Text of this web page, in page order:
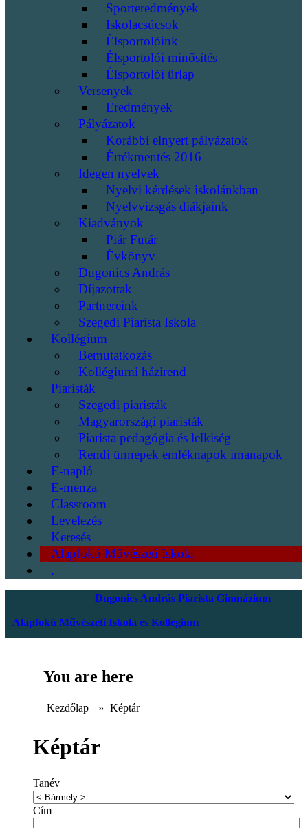
Sporteredmények
Iskolacsúcsok
Élsportolóink
Élsportolói minősítés
Élsportolói űrlap
Versenyek
Eredmények
Pályázatok
Korábbi elnyert pályázatok
Értékmentés 2016
Idegen nyelvek
Nyelvi kérdések iskolánkban
Nyelvvizsgás diákjaink
Kiadványok
Piár Futár
Évkönyv
Dugonics András
Díjazottak
Partnereink
Szegedi Piarista Iskola
Kollégium
Bemutatkozás
Kollégiumi házirend
Piaristák
Szegedi piaristák
Magyarországi piaristák
Piarista pedagógia és lelkiség
Rendi ünnepek emléknapok imanapok
E-napló
E-menza
Classroom
Levelezés
Keresés
Alapfokú Művészeti Iskola
.
Dugonics András Piarista Gimnázium
Alapfokú Művészeti Iskola és Kollégium
You are here
Kezdőlap » Képtár
Képtár
Tanév
Cím